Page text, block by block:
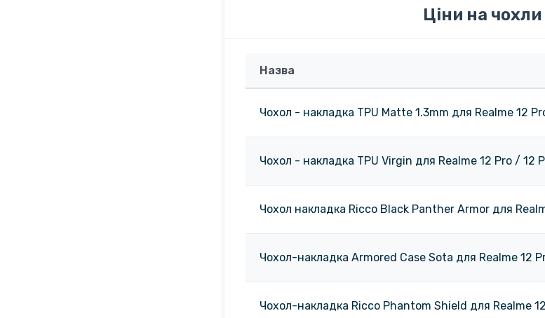
Ціни на
Назва
Чохол - накладка TPU Matte 1.3mm для Realme 12
Чохол - накладка TPU Virgin для Realme 12 Pro / 12
Чохол накладка Ricco Black Panther Armor для
Чохол-накладка Armored Case Sota для Realme 12
Чохол-накладка Ricco Phantom Shield для Realme